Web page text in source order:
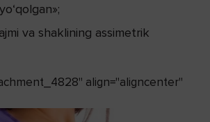
va shaklining assimetrik
align="aligncenter"